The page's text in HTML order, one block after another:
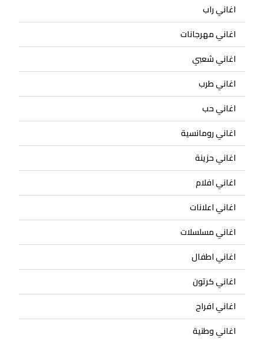
اغاني راب
اغاني مهرجانات
اغاني شعبي
اغاني طرب
اغاني حب
اغاني رومانسية
اغاني حزينة
اغاني افلام
اغاني اعلانات
اغاني مسلسلات
اغاني اطفال
اغاني كرتون
اغاني افراح
اغاني وطنية